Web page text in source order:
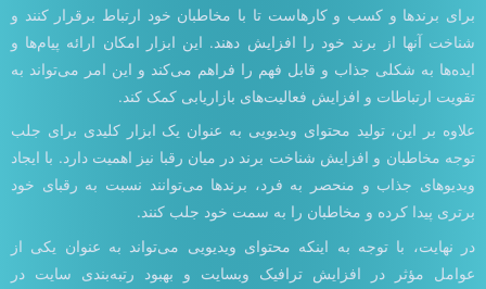
برای برندها و کسب و کارهاست تا با مخاطبان خود ارتباط برقرار کنند و
شناخت آنها از برند خود را افزایش دهند. این ابزار امکان ارائه پیام‌ها و
ایده‌ها به شکلی جذاب و قابل فهم را فراهم می‌کند و این امر می‌تواند به
تقویت ارتباطات و افزایش فعالیت‌های بازاریابی کمک کند.
علاوه بر این، تولید محتوای ویدیویی به عنوان یک ابزار کلیدی برای جلب
توجه مخاطبان و افزایش شناخت برند در میان رقبا نیز اهمیت دارد. با ایجاد
ویدیوهای جذاب و منحصر به فرد، برندها می‌توانند نسبت به رقبای خود
برتری پیدا کرده و مخاطبان را به سمت خود جلب کنند.
در نهایت، با توجه به اینکه محتوای ویدیویی می‌تواند به عنوان یکی از
عوامل مؤثر در افزایش ترافیک وبسایت و بهبود رتبه‌بندی سایت در